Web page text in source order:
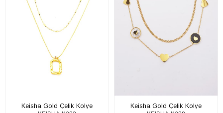
Keisha Gold Çelik Kolye Keisha Gold Çelik Kolye